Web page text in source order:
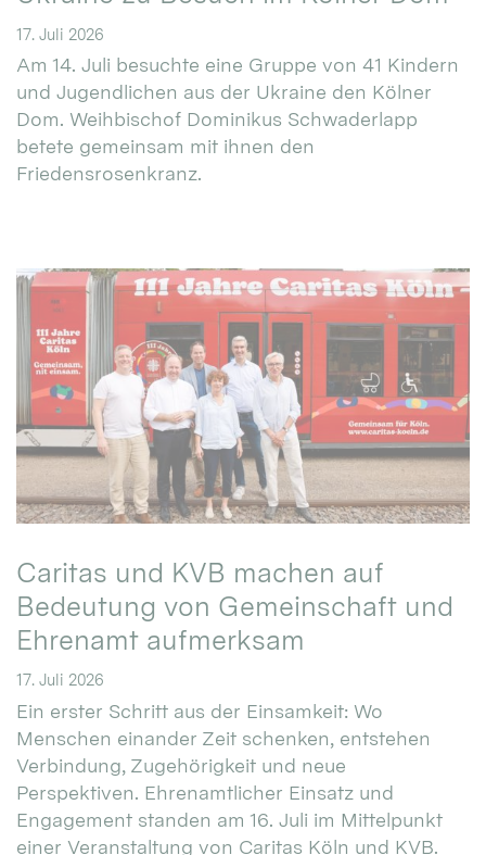
17. Juli 2026
Am 14. Juli besuchte eine Gruppe von 41 Kindern
und Jugendlichen aus der Ukraine den Kölner
Dom. Weihbischof Dominikus Schwaderlapp
betete gemeinsam mit ihnen den
Friedensrosenkranz.
Caritas und KVB machen auf
Bedeutung von Gemeinschaft und
Ehrenamt aufmerksam
17. Juli 2026
Ein erster Schritt aus der Einsamkeit: Wo
Menschen einander Zeit schenken, entstehen
Verbindung, Zugehörigkeit und neue
Perspektiven. Ehrenamtlicher Einsatz und
Engagement standen am 16. Juli im Mittelpunkt
einer Veranstaltung von Caritas Köln und KVB.